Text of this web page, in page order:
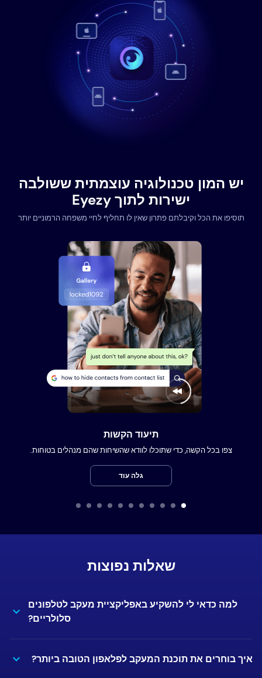
יש המון טכנולוגיה עוצמתית ששולבה
ישירות לתוך Eyezy
תוסיפו את הכל וקיבלתם פתרון שאין לו תחליף לחיי משפחה הרמוניים יותר
תיעוד הקשות
צפו בכל הקשה, כדי שתוכלו לוודא שהשיחות שהם מנהלים בטוחות.
גלה עוד
שאלות נפוצות
למה כדאי לי להשקיע באפליקציית מעקב לטלפונים
סלולריים?
איך בוחרים את תוכנת המעקב לפלאפון הטובה ביותר?